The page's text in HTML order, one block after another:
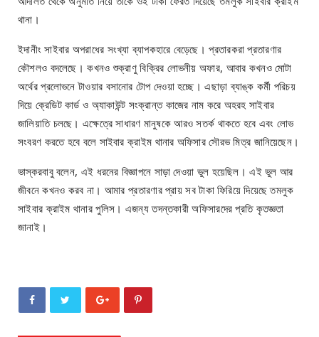
থানা।
ইদানীং সাইবার অপরাধের সংখ্যা ব্যাপকহারে বেড়েছে। প্রতারকরা প্রতারণার
কৌশলও বদলেছে। কখনও শুক্রাণু বিক্রির লোভনীয় অফার, আবার কখনও মোটা
অর্থের প্রলোভনে টাওয়ার বসানোর টোপ দেওয়া হচ্ছে। এছাড়া ব্যাঙ্ক কর্মী পরিচয়
দিয়ে ক্রেডিট কার্ড ও অ্যাকাউন্ট সংক্রান্ত কাজের নাম করে অহরহ সাইবার
জালিয়াতি চলছে। এক্ষেত্রে সাধারণ মানুষকে আরও সতর্ক থাকতে হবে এবং লোভ
সংবরণ করতে হবে বলে সাইবার ক্রাইম থানার অফিসার সৌরভ মিত্র জানিয়েছেন।
ভাস্করবাবু বলেন, এই ধরনের বিজ্ঞাপনে সাড়া দেওয়া ভুল হয়েছিল। এই ভুল আর
জীবনে কখনও করব না। আমার প্রতারণার প্রায় সব টাকা ফিরিয়ে দিয়েছে তমলুক
সাইবার ক্রাইম থানার পুলিস। এজন্য তদন্তকারী অফিসারদের প্রতি কৃতজ্ঞতা
জানাই।